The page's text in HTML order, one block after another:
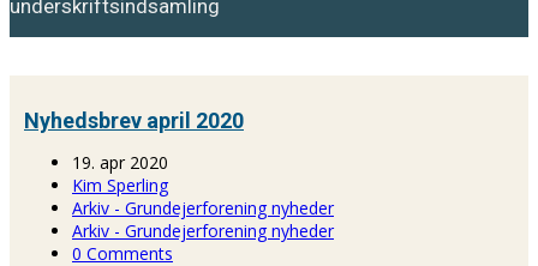
underskriftsindsamling
Nyhedsbrev april 2020
19. apr 2020
Kim Sperling
Arkiv - Grundejerforening nyheder
Arkiv - Grundejerforening nyheder
0 Comments